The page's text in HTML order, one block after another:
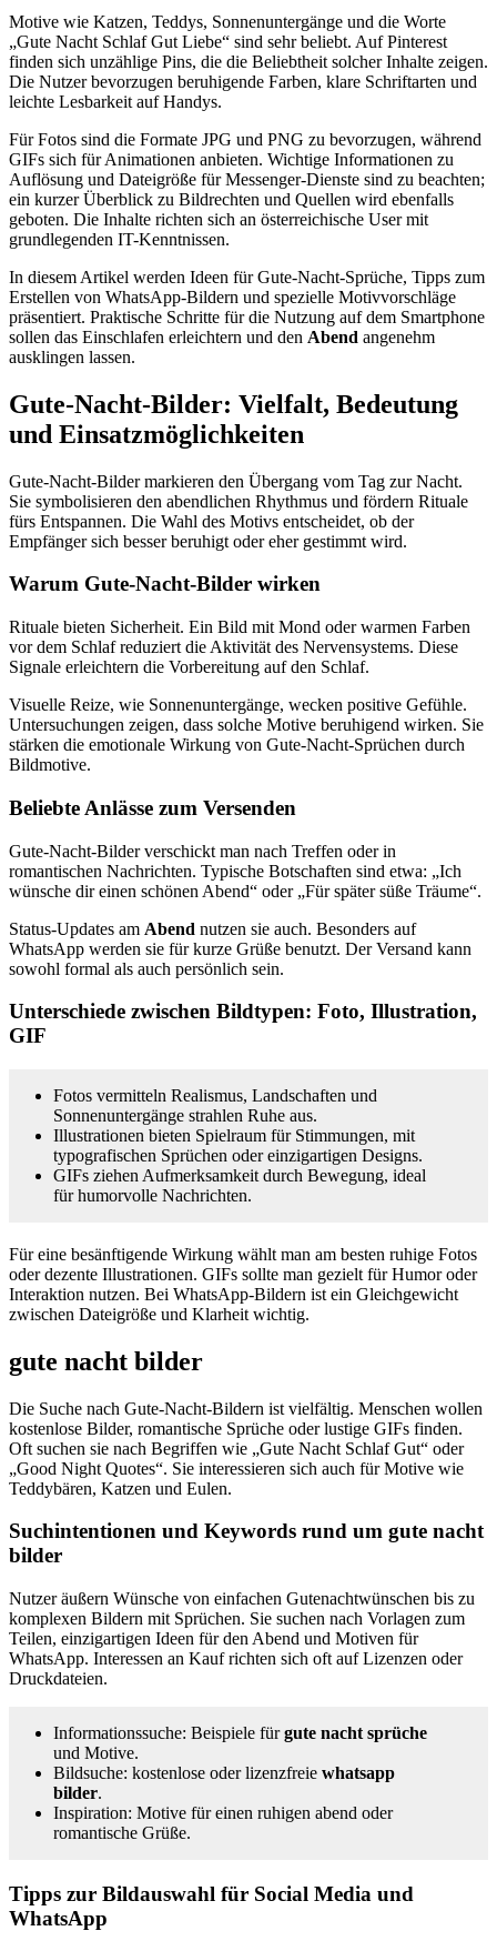
Motive wie Katzen, Teddys, Sonnenuntergänge und die Worte
„Gute Nacht Schlaf Gut Liebe“ sind sehr beliebt. Auf Pinterest
finden sich unzählige Pins, die die Beliebtheit solcher Inhalte zeigen.
Die Nutzer bevorzugen beruhigende Farben, klare Schriftarten und
leichte Lesbarkeit auf Handys.
Für Fotos sind die Formate JPG und PNG zu bevorzugen, während
GIFs sich für Animationen anbieten. Wichtige Informationen zu
Auflösung und Dateigröße für Messenger-Dienste sind zu beachten;
ein kurzer Überblick zu Bildrechten und Quellen wird ebenfalls
geboten. Die Inhalte richten sich an österreichische User mit
grundlegenden IT-Kenntnissen.
In diesem Artikel werden Ideen für Gute-Nacht-Sprüche, Tipps zum
Erstellen von WhatsApp-Bildern und spezielle Motivvorschläge
präsentiert. Praktische Schritte für die Nutzung auf dem Smartphone
sollen das Einschlafen erleichtern und den Abend angenehm
ausklingen lassen.
Gute-Nacht-Bilder: Vielfalt, Bedeutung
und Einsatzmöglichkeiten
Gute-Nacht-Bilder markieren den Übergang vom Tag zur Nacht.
Sie symbolisieren den abendlichen Rhythmus und fördern Rituale
fürs Entspannen. Die Wahl des Motivs entscheidet, ob der
Empfänger sich besser beruhigt oder eher gestimmt wird.
Warum Gute-Nacht-Bilder wirken
Rituale bieten Sicherheit. Ein Bild mit Mond oder warmen Farben
vor dem Schlaf reduziert die Aktivität des Nervensystems. Diese
Signale erleichtern die Vorbereitung auf den Schlaf.
Visuelle Reize, wie Sonnenuntergänge, wecken positive Gefühle.
Untersuchungen zeigen, dass solche Motive beruhigend wirken. Sie
stärken die emotionale Wirkung von Gute-Nacht-Sprüchen durch
Bildmotive.
Beliebte Anlässe zum Versenden
Gute-Nacht-Bilder verschickt man nach Treffen oder in
romantischen Nachrichten. Typische Botschaften sind etwa: „Ich
wünsche dir einen schönen Abend“ oder „Für später süße Träume“.
Status-Updates am Abend nutzen sie auch. Besonders auf
WhatsApp werden sie für kurze Grüße benutzt. Der Versand kann
sowohl formal als auch persönlich sein.
Unterschiede zwischen Bildtypen: Foto, Illustration,
GIF
Fotos vermitteln Realismus, Landschaften und
Sonnenuntergänge strahlen Ruhe aus.
Illustrationen bieten Spielraum für Stimmungen, mit
typografischen Sprüchen oder einzigartigen Designs.
GIFs ziehen Aufmerksamkeit durch Bewegung, ideal
für humorvolle Nachrichten.
Für eine besänftigende Wirkung wählt man am besten ruhige Fotos
oder dezente Illustrationen. GIFs sollte man gezielt für Humor oder
Interaktion nutzen. Bei WhatsApp-Bildern ist ein Gleichgewicht
zwischen Dateigröße und Klarheit wichtig.
gute nacht bilder
Die Suche nach Gute-Nacht-Bildern ist vielfältig. Menschen wollen
kostenlose Bilder, romantische Sprüche oder lustige GIFs finden.
Oft suchen sie nach Begriffen wie „Gute Nacht Schlaf Gut“ oder
„Good Night Quotes“. Sie interessieren sich auch für Motive wie
Teddybären, Katzen und Eulen.
Suchintentionen und Keywords rund um gute nacht
bilder
Nutzer äußern Wünsche von einfachen Gutenachtwünschen bis zu
komplexen Bildern mit Sprüchen. Sie suchen nach Vorlagen zum
Teilen, einzigartigen Ideen für den Abend und Motiven für
WhatsApp. Interessen an Kauf richten sich oft auf Lizenzen oder
Druckdateien.
Informationssuche: Beispiele fürgute nacht sprüche
und Motive.
Bildsuche: kostenlose oder lizenzfreie whatsapp
bilder.
Inspiration: Motive für einen ruhigen abend oder
romantische Grüße.
Tipps zur Bildauswahl für Social Media und
WhatsApp